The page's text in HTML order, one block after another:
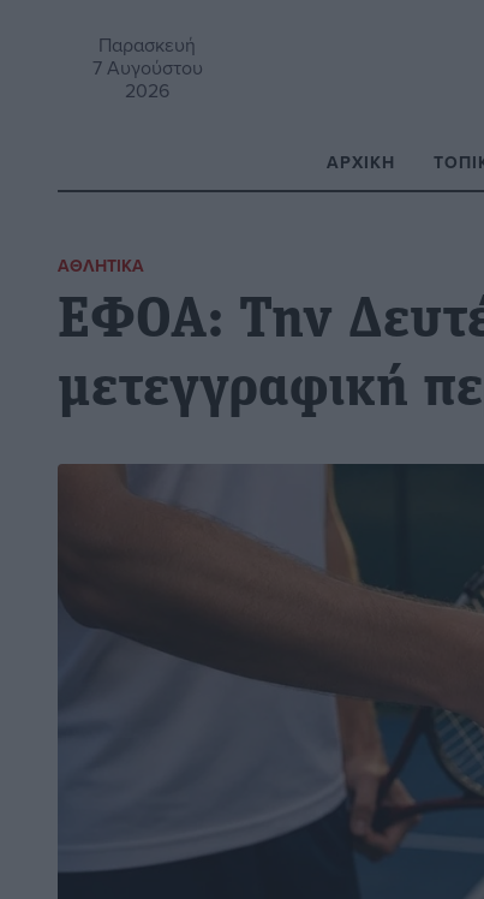
Παρασκευή
7 Αυγούστου
2026
ΑΡΧΙΚΉ
ΑΘΛΗΤΙΚΆ
ΕΦΟΑ: Την
μετεγγραφική